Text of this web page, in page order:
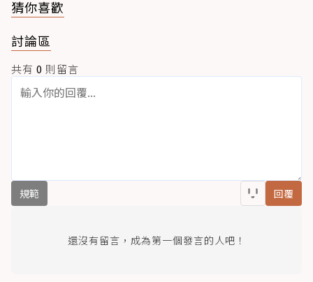
猜你喜歡
討論區
共有 0 則留言
規範 回覆
還沒有留言，成為第一個發言的人吧！